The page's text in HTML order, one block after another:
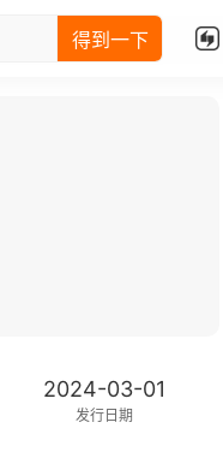
得到一下
2024-03-01
发行日期